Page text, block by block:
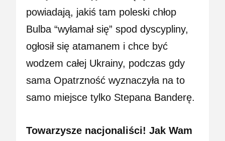
powiadają, jakiś tam poleski chłop
Bulba “wyłamał się” spod dyscypliny,
ogłosił się atamanem i chce być
wodzem całej Ukrainy, podczas gdy
sama Opatrzność wyznaczyła na to
samo miejsce tylko Stepana Banderę.
Towarzysze nacjonaliści! Jak Wam